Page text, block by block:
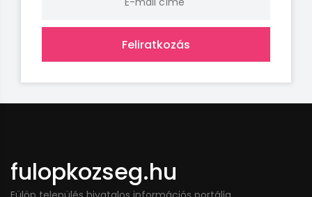
Feliratkozás
fulopkozseg.hu